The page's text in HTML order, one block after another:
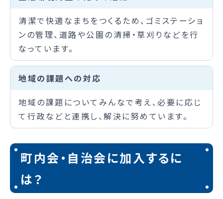
清潔で快適なまちをつくるため、ゴミステーショ
ンの管理、道路や公園の清掃・草刈りなどを行
なっています。
地域の課題への対応
地域の課題についてみんなで考え、必要に応じ
て行政などと連携し、解決に努めています。
町内会・自治会に加入するに
は？